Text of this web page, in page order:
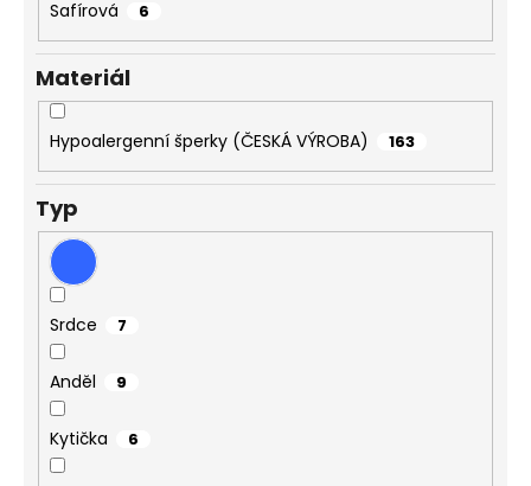
Safírová 6
Materiál
Hypoalergenní šperky (ČESKÁ VÝROBA) 163
Typ
Srdce 7
Anděl 9
Kytička 6